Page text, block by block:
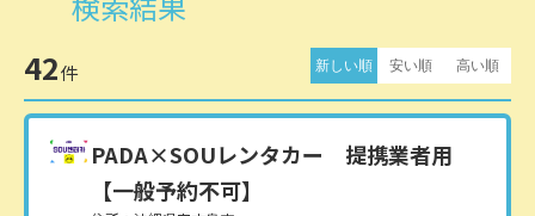
42件 新しい順 安い順 高い順
PADA×SOUレンタカー 提携業者用
【一般予約不可】